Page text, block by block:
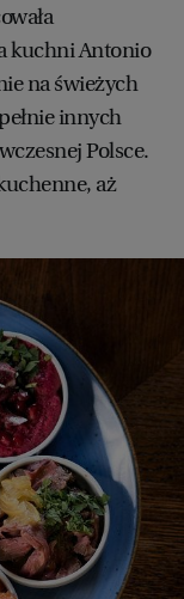
kuchni Antonio
na świeżych
innych
Polsce.
aż